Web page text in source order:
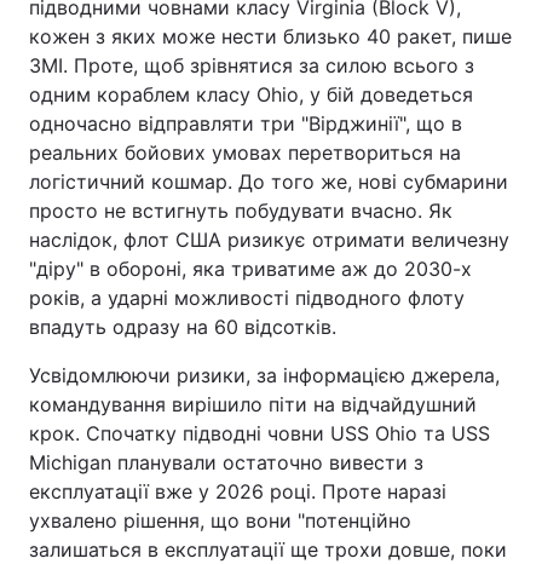
підводними човнами класу Virginia (Block V),
кожен з яких може нести близько 40 ракет, пише
ЗМІ. Проте, щоб зрівнятися за силою всього з
одним кораблем класу Ohio, у бій доведеться
одночасно відправляти три "Вірджинії", що в
реальних бойових умовах перетвориться на
логістичний кошмар. До того же, нові субмарини
просто не встигнуть побудувати вчасно. Як
наслідок, флот США ризикує отримати величезну
"діру" в обороні, яка триватиме аж до 2030-х
років, а ударні можливості підводного флоту
впадуть одразу на 60 відсотків.
Усвідомлюючи ризики, за інформацією джерела,
командування вирішило піти на відчайдушний
крок. Спочатку підводні човни USS Ohio та USS
Michigan планували остаточно вивести з
експлуатації вже у 2026 році. Проте наразі
ухвалено рішення, що вони "потенційно
залишаться в експлуатації ще трохи довше, поки